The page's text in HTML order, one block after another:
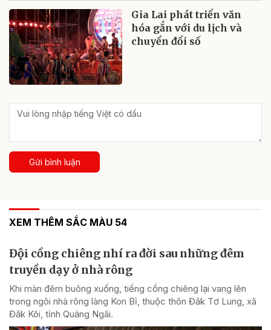
Gia Lai phát triển văn
hóa gắn với du lịch và
chuyển đổi số
Gửi bình luận
XEM THÊM SẮC MÀU 54
Đội cồng chiêng nhí ra đời sau những đêm
truyền dạy ở nhà rông
Khi màn đêm buông xuống, tiếng cồng chiêng lại vang lên
trong ngôi nhà rông làng Kon Bỉ, thuộc thôn Đăk Tơ Lung, xã
Đăk Kôi, tỉnh Quảng Ngãi.